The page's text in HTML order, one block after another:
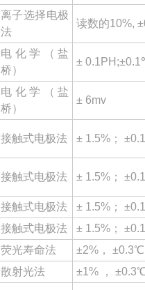
离子选择电极
法
读数的10%,
电化学（盐
桥）
±
电化学（盐
桥）
± 6mv
接触式电极法 ± 1.5%；
接触式电极法 ± 1.5%；
接触式电极法 ± 1.5%；
接触式电极法 ± 1.5%；
荧光寿命法 ±2%， ±0.3℃
散射光法 ±1% ，